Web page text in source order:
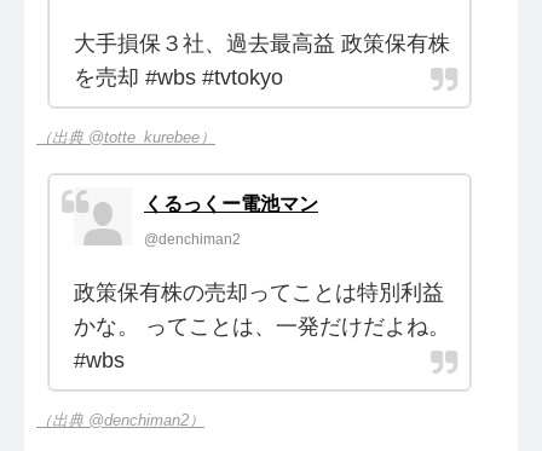
大手損保３社、過去最高益 政策保有株
を売却 #wbs #tvtokyo
（出典 @totte_kurebee）
くるっくー電池マン
@denchiman2
政策保有株の売却ってことは特別利益
かな。 ってことは、一発だけだよね。
#wbs
（出典 @denchiman2）